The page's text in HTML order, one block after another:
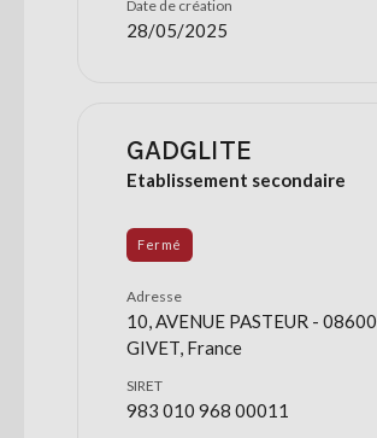
Date de création
28/05/2025
GADGLITE
Etablissement secondaire
Fermé
Adresse
10, AVENUE PASTEUR - 08600
GIVET, France
SIRET
983 010 968 00011